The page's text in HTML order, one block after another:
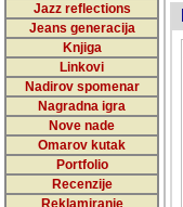
Jazz reflections
Jeans generacija
Knjiga
Linkovi
Nadirov spomenar
Nagradna igra
Nove nade
Omarov kutak
Portfolio
Recenzije
Reklamiranje